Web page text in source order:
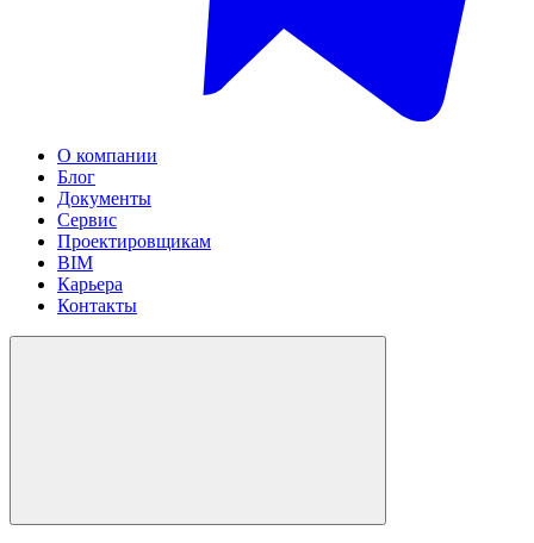
О компании
Блог
Документы
Сервис
Проектировщикам
BIM
Карьера
Контакты